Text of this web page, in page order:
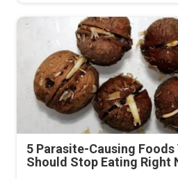
5 Parasite-Causing Foods
Should Stop Eating Right